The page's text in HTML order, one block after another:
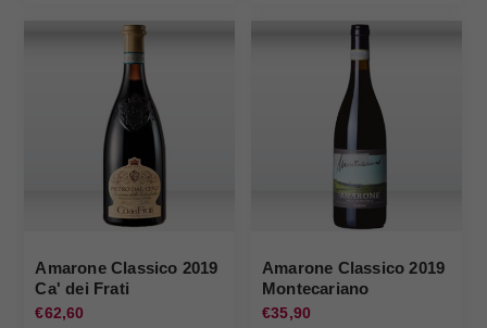
Amarone Classico 2019
Ca' dei Frati
€62,60
Amarone Classico 2019
Montecariano
€35,90